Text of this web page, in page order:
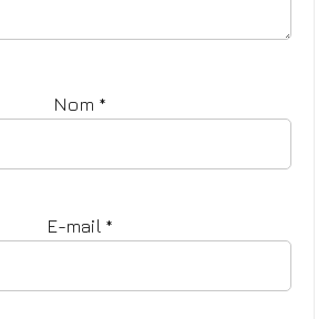
Nom *
E-mail *